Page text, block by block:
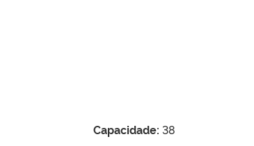
Capacidade: 38